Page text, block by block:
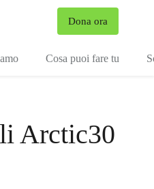
Dona ora
Cosa puoi fare tu
Arctic30